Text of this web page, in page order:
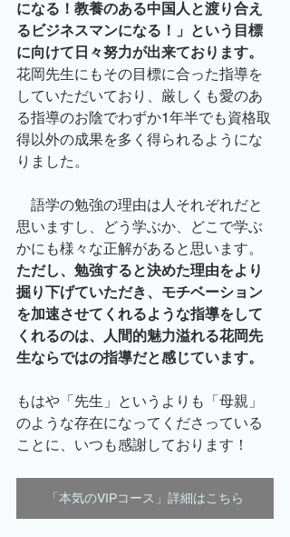
になる！教養のある中国人と渡り合え
るビジネスマンになる！」という目標
に向けて日々努力が出来ております。
花岡先生にもその目標に合った指導を
していただいており、厳しくも愛のあ
る指導のお陰でわずか1年半でも資格取
得以外の成果を多く得られるようにな
りました。
語学の勉強の理由は人それぞれだと
思いますし、どう学ぶか、どこで学ぶ
かにも様々な正解があると思います。
ただし、勉強すると決めた理由をより
掘り下げていただき、モチベーション
を加速させてくれるような指導をして
くれるのは、人間的魅力溢れる花岡先
生ならではの指導だと感じています。
もはや「先生」というよりも「母親」
のような存在になってくださっている
ことに、いつも感謝しております！
「本気のVIPコース」詳細はこちら